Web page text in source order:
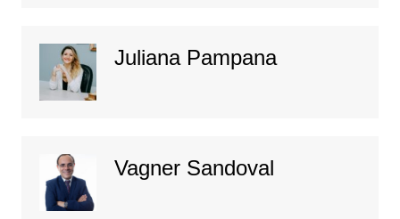
Juliana Pampana
Vagner Sandoval